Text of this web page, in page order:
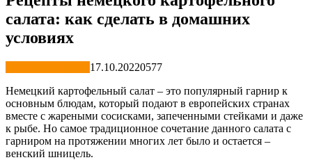
салата: как сделать в домашних
условиях
17.10.20220577
Немецкий картофельный салат – это популярный гарнир к
основным блюдам, который подают в европейских странах
вместе с жареными сосисками, запеченными стейками и даже
к рыбе. Но самое традиционное сочетание данного салата с
гарниром на протяжении многих лет было и остается –
венский шницель.